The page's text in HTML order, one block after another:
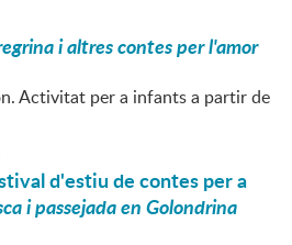
i altres contes per l'amor
Activitat per a infants a partir de
d'estiu de contes per a
i passejada en Golondrina